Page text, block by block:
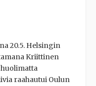
20.5. Helsingin
Kriittinen
huolimatta
raahautui Oulun